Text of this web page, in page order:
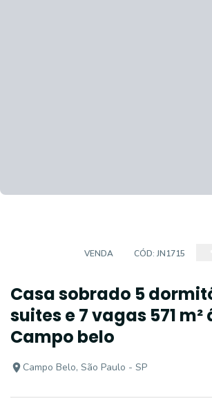
VENDA CÓD: JN1715
Casa sobrado 5
suites e 7 vagas 571 m²
Campo belo
Campo Belo, São Paulo - SP